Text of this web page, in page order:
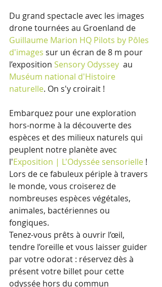
Du grand spectacle avec les images
drone tournées au Groenland de
Guillaume Marion HQ Pilots by Pôles
d'images sur un écran de 8 m pour
l’exposition Sensory Odyssey
  au
Muséum national d'Histoire
naturelle. On s'y croirait !
Embarquez pour une exploration
hors-norme à la découverte des
espèces et des milieux naturels qui
peuplent notre planète avec
l'Exposition | L'Odyssée sensorielle !
Lors de ce fabuleux périple à travers
le monde, vous croiserez de
nombreuses espèces végétales,
animales, bactériennes ou
fongiques.
Tenez-vous prêts à ouvrir l’œil,
tendre l’oreille et vous laisser guider
par votre odorat : réservez dès à
présent votre billet pour cette
odyssée hors du commun